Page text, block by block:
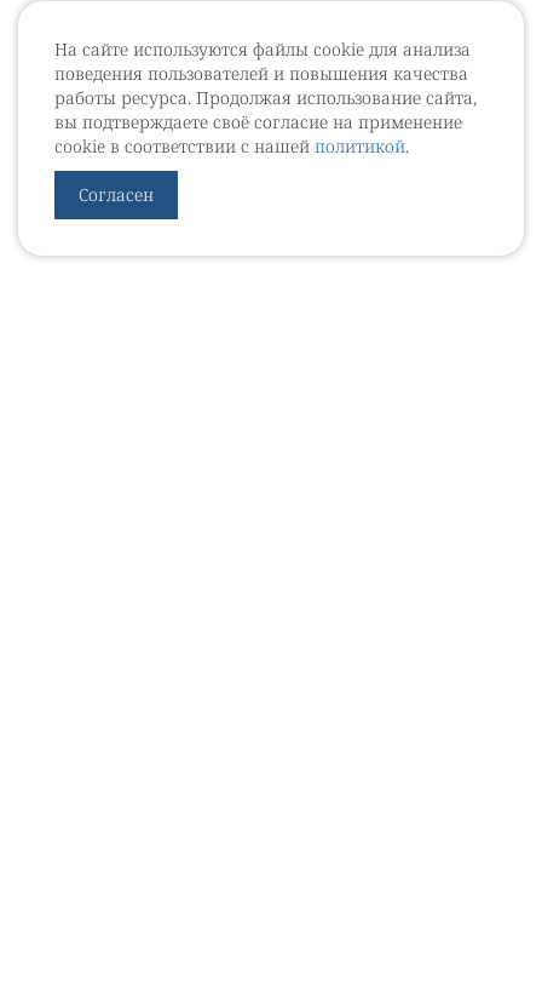
На сайте используются файлы cookie для анализа
поведения пользователей и повышения качества
работы ресурса. Продолжая использование сайта,
вы подтверждаете своё согласие на применение
cookie в соответствии с нашей политикой.
Согласен